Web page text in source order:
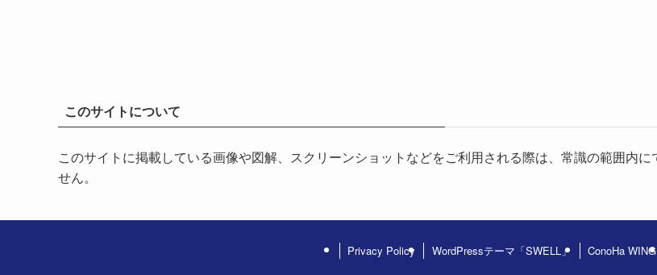
このサイトについて
このサイトに掲載している画像や図解、スクリーンショットなどをご利用される際は、常識の範囲内
せん。
Privacy Policy WordPressテーマ「SWELL」 ConoHa WING